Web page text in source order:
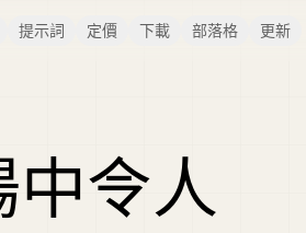
提示詞 定價 下載 部落格 更新
中令人